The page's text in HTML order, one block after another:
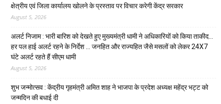
क्षेत्रीय एवं जिला कार्यालय खोलने के प्रस्ताव पर विचार करेगी केंद्र सरकार
August 5, 2026
अलर्ट निजाम : भारी बारिश को देखते हुए मुख्यमंत्री धामी ने अधिकारियों को किया ताकीद…
हर पल हाई अलर्ट रहने के निर्देश … जनहित और राज्यहित जैसे मसलों को लेकर 24X7
घंटे अलर्ट रहते हैं सीएम धामी
August 5, 2026
शुभ जन्मोत्सव : केंद्रीय गृहमंत्री अमित शाह ने भाजपा के प्रदेश अध्यक्ष महेंद्र भट्ट को
जन्मदिन की बधाई दी